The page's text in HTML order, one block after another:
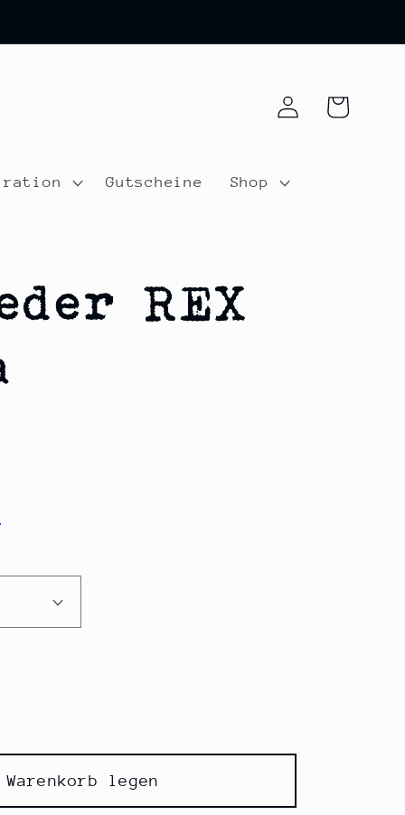
Gutscheine Shop
EinloggenWarenkorb
REX
legen